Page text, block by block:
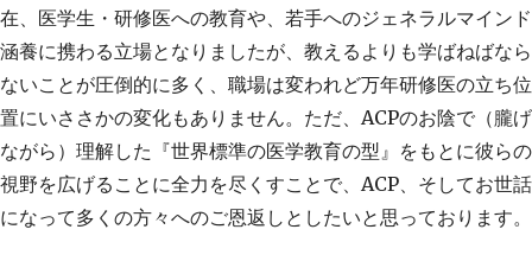
在、医学生・研修医への教育や、若手へのジェネラルマインド
涵養に携わる立場となりましたが、教えるよりも学ばねばなら
ないことが圧倒的に多く、職場は変われど万年研修医の立ち位
置にいささかの変化もありません。ただ、ACPのお陰で（朧げ
ながら）理解した『世界標準の医学教育の型』をもとに彼らの
視野を広げることに全力を尽くすことで、ACP、そしてお世話
になって多くの方々へのご恩返しとしたいと思っております。